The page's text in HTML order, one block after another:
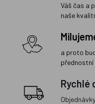
Váš čas a
naše
a proto
Rychlé